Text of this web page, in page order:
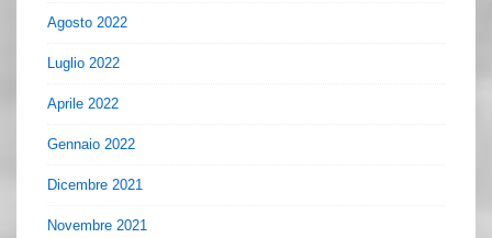
Agosto 2022
Luglio 2022
Aprile 2022
Gennaio 2022
Dicembre 2021
Novembre 2021